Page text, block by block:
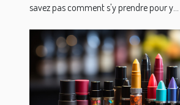
savez pas comment s’y prendre pour y...